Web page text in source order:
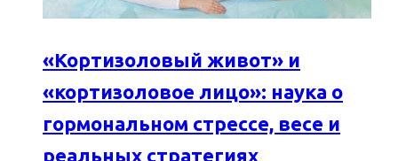
«Кортизоловый живот» и
«кортизоловое лицо»: наука о
гормональном стрессе, весе и
реальных стратегиях